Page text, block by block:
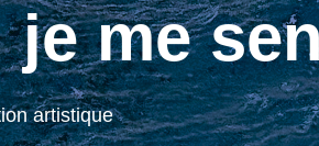
me
artistique